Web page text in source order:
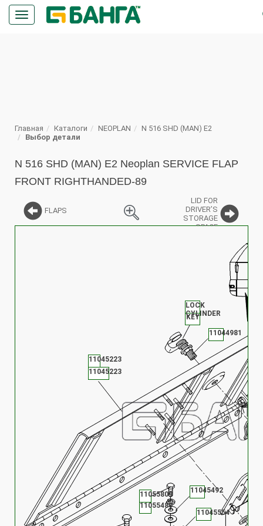
Кнопка
меню
Главная Каталоги NEOPLAN
N 516 SHD (MAN) E2
Выбор детали
N 516 SHD (MAN) E2 Neoplan SERVICE FLAP
FRONT RIGHTHANDED-89
FLAPS
LID FOR
DRIVER’S
STORAGE
SPACE
11044981
11045223
11045223
11045492
11045554
11055480
11055809
KEY
LOCK
CYLINDER